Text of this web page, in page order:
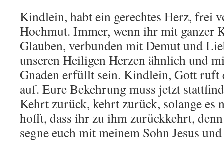
Kindlein, habt ein gerechtes Herz, frei
Hochmut. Immer, wenn ihr mit ganzer
Glauben, verbunden mit Demut und
unseren Heiligen Herzen ähnlich und
Gnaden erfüllt sein. Kindlein, Gott ruft
auf. Eure Bekehrung muss jetzt
Kehrt zurück, kehrt zurück, solange es
hofft, dass ihr zu ihm zurückkehrt,
segne euch mit meinem Sohn Jesus